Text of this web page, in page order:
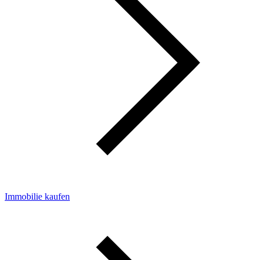
Immobilie kaufen